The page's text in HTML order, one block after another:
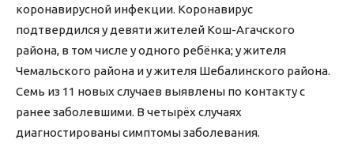
коронавирусной инфекции. Коронавирус
подтвердился у девяти жителей Кош-Агачского
района, в том числе у одного ребёнка; у жителя
Чемальского района и у жителя Шебалинского района.
Семь из 11 новых случаев выявлены по контакту с
ранее заболевшими. В четырёх случаях
диагностированы симптомы заболевания.